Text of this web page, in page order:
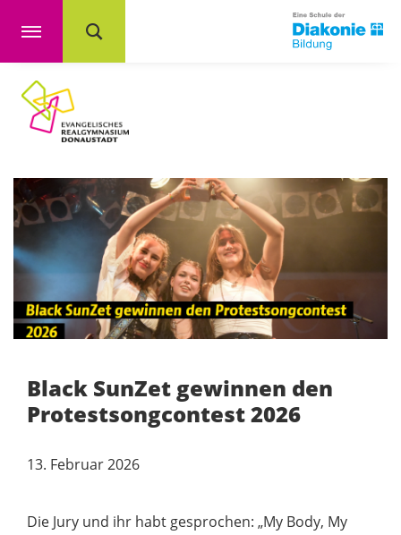
Black SunZet gewinnen den
Protestsongcontest 2026
13. Februar 2026
Die Jury und ihr habt gesprochen: „My Body, My